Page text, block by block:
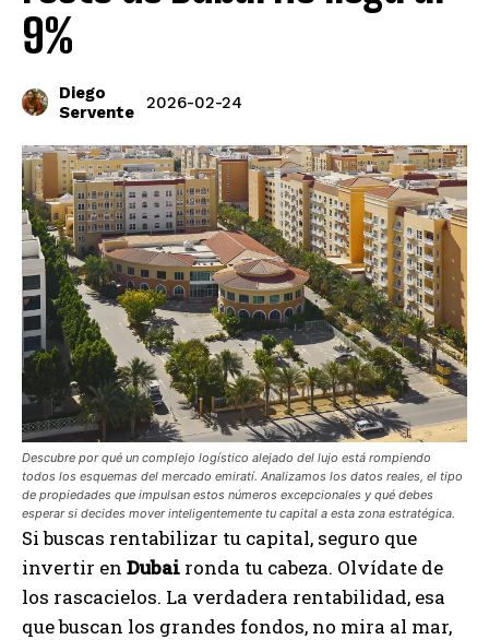
9%
Diego
Servente
2026-02-24
Descubre por qué un complejo logístico alejado del lujo está rompiendo
todos los esquemas del mercado emiratí. Analizamos los datos reales, el tipo
de propiedades que impulsan estos números excepcionales y qué debes
esperar si decides mover inteligentemente tu capital a esta zona estratégica.
Si buscas rentabilizar tu capital, seguro que
invertir en Dubai ronda tu cabeza. Olvídate de
los rascacielos. La verdadera rentabilidad, esa
que buscan los grandes fondos, no mira al mar,